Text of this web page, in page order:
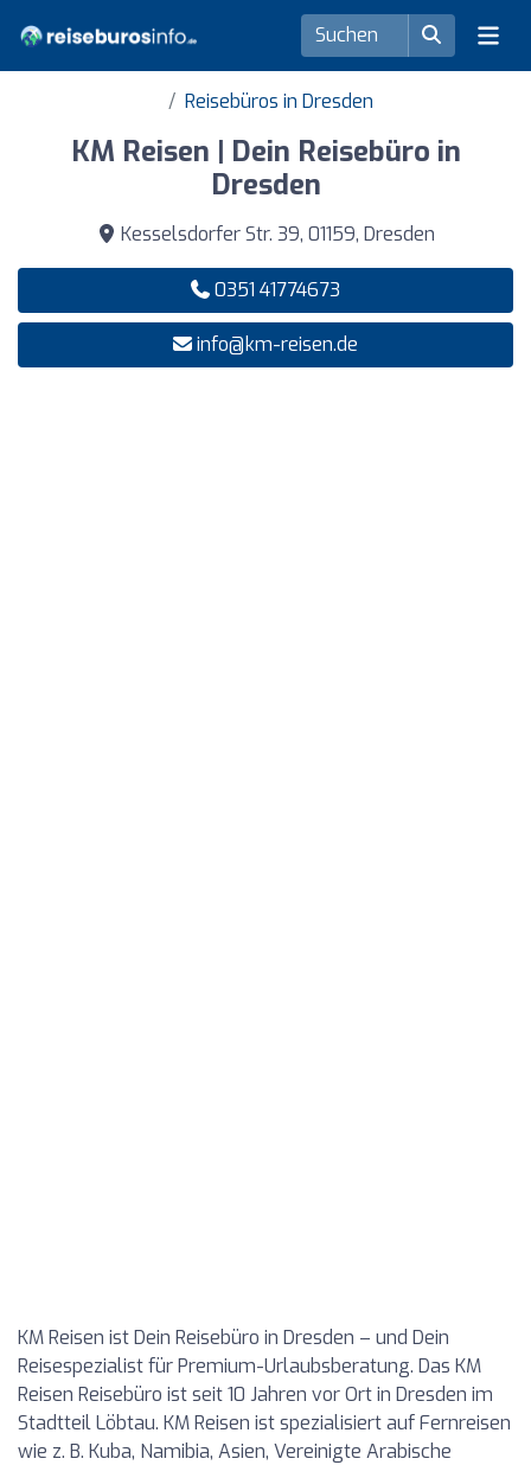
Reisebüros in Dresden
KM Reisen | Dein Reisebüro in
Dresden
Kesselsdorfer Str. 39, 01159, Dresden
0351 41774673
info@km-reisen.de
KM Reisen ist Dein Reisebüro in Dresden – und Dein
Reisespezialist für Premium-Urlaubsberatung. Das KM
Reisen Reisebüro ist seit 10 Jahren vor Ort in Dresden im
Stadtteil Löbtau. KM Reisen ist spezialisiert auf Fernreisen
wie z. B. Kuba, Namibia, Asien, Vereinigte Arabische